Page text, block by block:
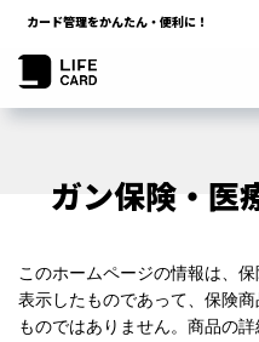
カード管理をかんたん・便利に！
ガン保険・医
このホームページの情報は、
表示したものであって、保険
ものではありません。商品の